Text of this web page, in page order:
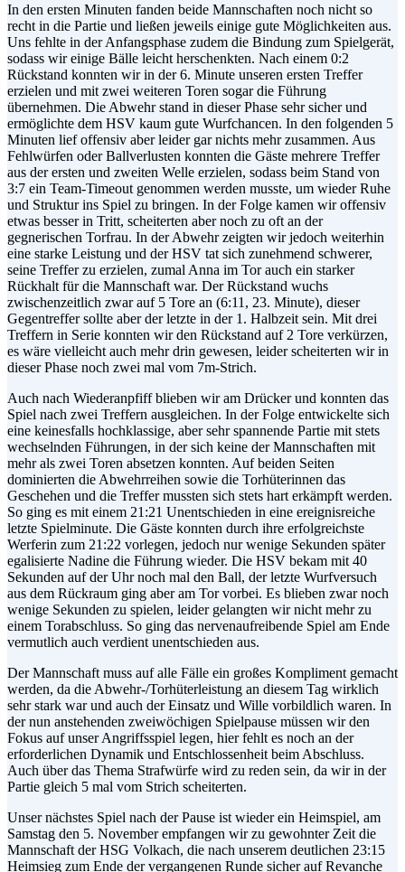
In den ersten Minuten fanden beide Mannschaften noch nicht so
recht in die Partie und ließen jeweils einige gute Möglichkeiten aus.
Uns fehlte in der Anfangsphase zudem die Bindung zum Spielgerät,
sodass wir einige Bälle leicht herschenkten. Nach einem 0:2
Rückstand konnten wir in der 6. Minute unseren ersten Treffer
erzielen und mit zwei weiteren Toren sogar die Führung
übernehmen. Die Abwehr stand in dieser Phase sehr sicher und
ermöglichte dem HSV kaum gute Wurfchancen. In den folgenden 5
Minuten lief offensiv aber leider gar nichts mehr zusammen. Aus
Fehlwürfen oder Ballverlusten konnten die Gäste mehrere Treffer
aus der ersten und zweiten Welle erzielen, sodass beim Stand von
3:7 ein Team-Timeout genommen werden musste, um wieder Ruhe
und Struktur ins Spiel zu bringen. In der Folge kamen wir offensiv
etwas besser in Tritt, scheiterten aber noch zu oft an der
gegnerischen Torfrau. In der Abwehr zeigten wir jedoch weiterhin
eine starke Leistung und der HSV tat sich zunehmend schwerer,
seine Treffer zu erzielen, zumal Anna im Tor auch ein starker
Rückhalt für die Mannschaft war. Der Rückstand wuchs
zwischenzeitlich zwar auf 5 Tore an (6:11, 23. Minute), dieser
Gegentreffer sollte aber der letzte in der 1. Halbzeit sein. Mit drei
Treffern in Serie konnten wir den Rückstand auf 2 Tore verkürzen,
es wäre vielleicht auch mehr drin gewesen, leider scheiterten wir in
dieser Phase noch zwei mal vom 7m-Strich.
Auch nach Wiederanpfiff blieben wir am Drücker und konnten das
Spiel nach zwei Treffern ausgleichen. In der Folge entwickelte sich
eine keinesfalls hochklassige, aber sehr spannende Partie mit stets
wechselnden Führungen, in der sich keine der Mannschaften mit
mehr als zwei Toren absetzen konnten. Auf beiden Seiten
dominierten die Abwehrreihen sowie die Torhüterinnen das
Geschehen und die Treffer mussten sich stets hart erkämpft werden.
So ging es mit einem 21:21 Unentschieden in eine ereignisreiche
letzte Spielminute. Die Gäste konnten durch ihre erfolgreichste
Werferin zum 21:22 vorlegen, jedoch nur wenige Sekunden später
egalisierte Nadine die Führung wieder. Die HSV bekam mit 40
Sekunden auf der Uhr noch mal den Ball, der letzte Wurfversuch
aus dem Rückraum ging aber am Tor vorbei. Es blieben zwar noch
wenige Sekunden zu spielen, leider gelangten wir nicht mehr zu
einem Torabschluss. So ging das nervenaufreibende Spiel am Ende
vermutlich auch verdient unentschieden aus.
Der Mannschaft muss auf alle Fälle ein großes Kompliment gemacht
werden, da die Abwehr-/Torhüterleistung an diesem Tag wirklich
sehr stark war und auch der Einsatz und Wille vorbildlich waren. In
der nun anstehenden zweiwöchigen Spielpause müssen wir den
Fokus auf unser Angriffsspiel legen, hier fehlt es noch an der
erforderlichen Dynamik und Entschlossenheit beim Abschluss.
Auch über das Thema Strafwürfe wird zu reden sein, da wir in der
Partie gleich 5 mal vom Strich scheiterten.
Unser nächstes Spiel nach der Pause ist wieder ein Heimspiel, am
Samstag den 5. November empfangen wir zu gewohnter Zeit die
Mannschaft der HSG Volkach, die nach unserem deutlichen 23:15
Heimsieg zum Ende der vergangenen Runde sicher auf Revanche